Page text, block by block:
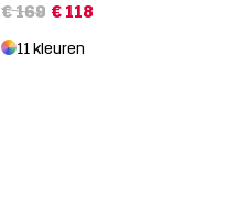
€ 169 € 118
11 kleuren